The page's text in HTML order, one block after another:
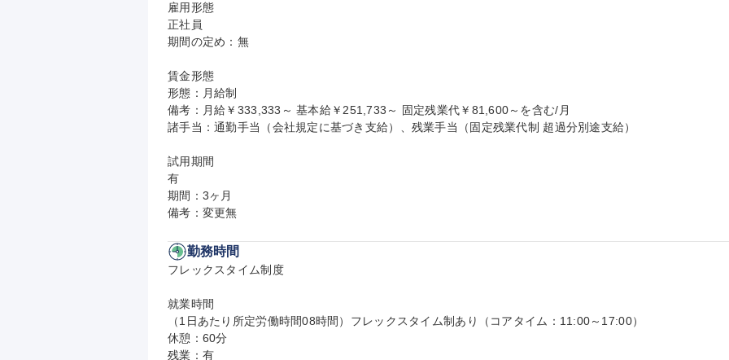
雇用形態
正社員
期間の定め：無
賃金形態
形態：月給制
備考：月給￥333,333～ 基本給￥251,733～ 固定残業代￥81,600～を含む/月
諸手当：通勤手当（会社規定に基づき支給）、残業手当（固定残業代制 超過分別途支給）
試用期間
有
期間：3ヶ月
備考：変更無
勤務時間
フレックスタイム制度
就業時間
（1日あたり所定労働時間08時間）フレックスタイム制あり（コアタイム：11:00～17:00）
休憩：60分
残業：有